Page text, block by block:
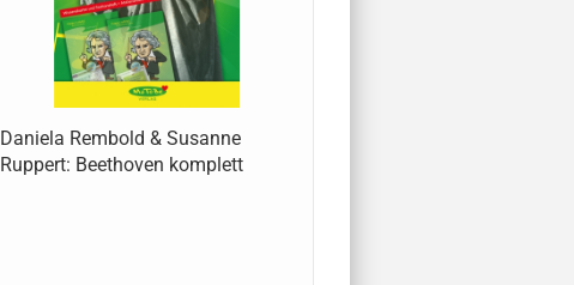
Daniela Rembold & Susanne
Ruppert: Beethoven komplett